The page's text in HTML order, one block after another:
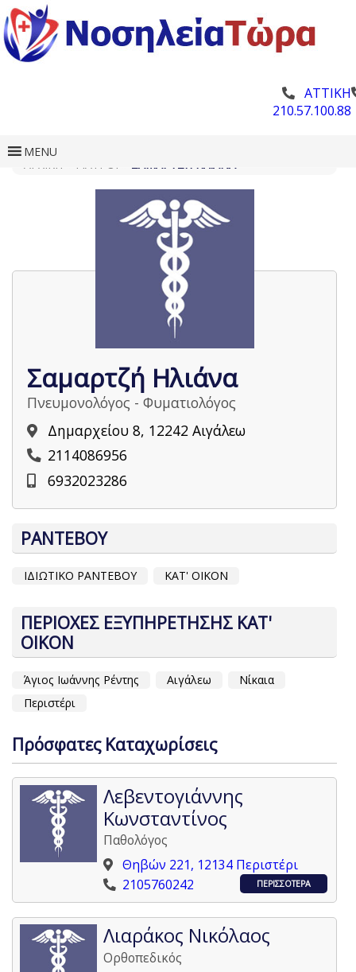
ΑΤΤΙΚΗ
210.57.100.88
MENU
Σαμαρτζή Ηλιάνα
Πνευμονολόγος - Φυματιολόγος
Δημαρχείου 8, 12242 Αιγάλεω
2114086956
6932023286
ΡΑΝΤΕΒΟΥ
ΙΔΙΩΤΙΚΟ ΡΑΝΤΕΒΟΥ ΚΑΤ' ΟΙΚΟΝ
ΠΕΡΙΟΧΕΣ ΕΞΥΠΗΡΕΤΗΣΗΣ ΚΑΤ'
ΟΙΚΟΝ
Άγιος Ιωάννης Ρέντης Αιγάλεω
Νίκαια
Περιστέρι
Πρόσφατες Καταχωρίσεις
Λεβεντογιάννης
Κωνσταντίνος
Παθολόγος
Θηβών 221, 12134 Περιστέρι
2105760242
ΠΕΡΙΣΣΟΤΕΡΑ
Λιαράκος Νικόλαος
Ορθοπεδικός